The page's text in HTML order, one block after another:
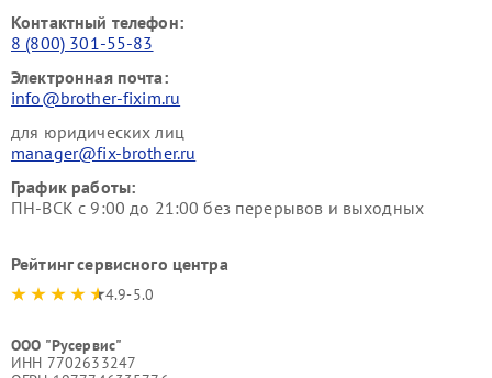
Контактный телефон:
8 (800) 301-55-83
Электронная почта:
info@brother-fixim.ru
для юридических лиц
manager@fix-brother.ru
График работы:
ПН-ВСК с 9:00 до 21:00 без перерывов и выходных
Рейтинг сервисного центра
4.9-5.0
ООО "Русервис"
ИНН 7702633247